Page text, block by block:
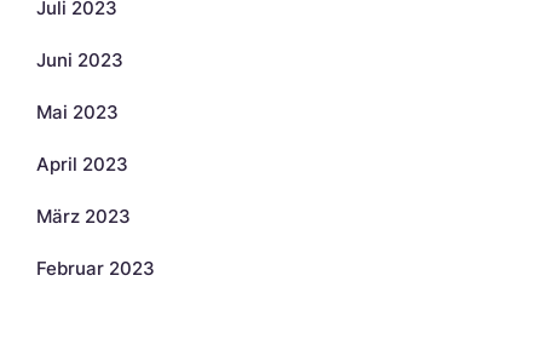
Juli 2023
Juni 2023
Mai 2023
April 2023
März 2023
Februar 2023